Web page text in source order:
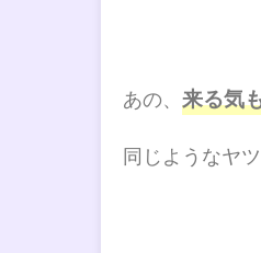
あの、 来る気
同じようなヤ